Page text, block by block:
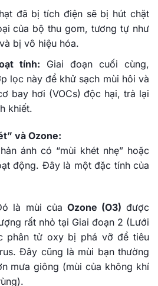
đã bị tích điện sẽ bị hút chặt
của bộ thu gom, tương tự như
bị vô hiệu hóa.
tính: Giai đoạn cuối cùng,
lọc này để khử sạch mùi hôi và
bay hơi (VOCs) độc hại, trả lại
khiết.
và Ozone:
ánh có “mùi khét nhẹ” hoặc
động. Đây là một đặc tính của
là mùi của Ozone (O3) được
rất nhỏ tại Giai đoạn 2 (Lưới
phân tử oxy bị phá vỡ để tiêu
Đây cũng là mùi bạn thường
mưa giông (mùi của không khí